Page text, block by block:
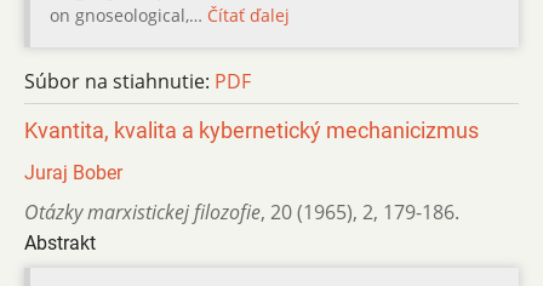
on gnoseological,… Čítať ďalej
Súbor na stiahnutie: PDF
Kvantita, kvalita a kybernetický mechanicizmus
Juraj Bober
Otázky marxistickej filozofie, 20 (1965), 2, 179-186.
Abstrakt